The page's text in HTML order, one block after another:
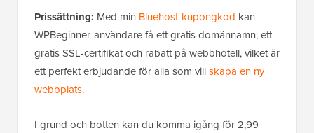
Prissättning: Med min Bluehost-kupongkod kan
WPBeginner-användare få ett gratis domännamn, ett
gratis SSL-certifikat och rabatt på webbhotell, vilket är
ett perfekt erbjudande för alla som villskapa en ny
webbplats.
I grund och botten kan du komma igång för 2,99